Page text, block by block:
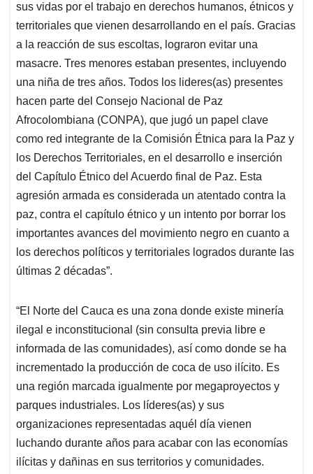
sus vidas por el trabajo en derechos humanos, étnicos y
territoriales que vienen desarrollando en el país. Gracias
a la reacción de sus escoltas, lograron evitar una
masacre. Tres menores estaban presentes, incluyendo
una niña de tres años. Todos los lideres(as) presentes
hacen parte del Consejo Nacional de Paz
Afrocolombiana (CONPA), que jugó un papel clave
como red integrante de la Comisión Étnica para la Paz y
los Derechos Territoriales, en el desarrollo e inserción
del Capítulo Étnico del Acuerdo final de Paz. Esta
agresión armada es considerada un atentado contra la
paz, contra el capítulo étnico y un intento por borrar los
importantes avances del movimiento negro en cuanto a
los derechos políticos y territoriales logrados durante las
últimas 2 décadas”.
“El Norte del Cauca es una zona donde existe minería
ilegal e inconstitucional (sin consulta previa libre e
informada de las comunidades), así como donde se ha
incrementado la producción de coca de uso ilícito. Es
una región marcada igualmente por megaproyectos y
parques industriales. Los líderes(as) y sus
organizaciones representadas aquél día vienen
luchando durante años para acabar con las economías
ilícitas y dañinas en sus territorios y comunidades.